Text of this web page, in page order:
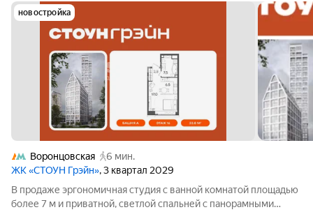
новостройка
Воронцовская
6 мин.
ЖК «СТОУН Грэйн», 3 квартал 2029
В продаже эргономичная студия с ванной комнатой площадью
более 7 м и приватной, светлой спальней с панорамными